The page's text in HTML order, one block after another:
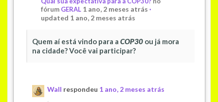
fórum GERAL 1 ano, 2 meses atrás ·
updated 1 ano, 2 meses atrás
Quem aí está vindo para a COP30ou já mora
na cidade? Você vai participar?
Wall respondeu 1 ano, 2 meses atrás